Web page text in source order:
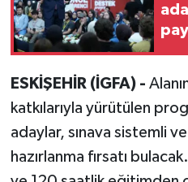
ESKİŞEHİR (İGFA) -
katkılarıyla yürütülen
adaylar, sınava sistemli
hazırlanma fırsatı